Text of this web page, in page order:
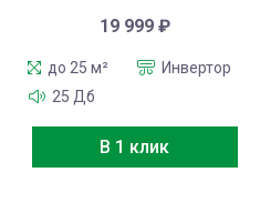
19 999 ₽
до 25 м²
Инвертор
25 Дб
В 1 клик